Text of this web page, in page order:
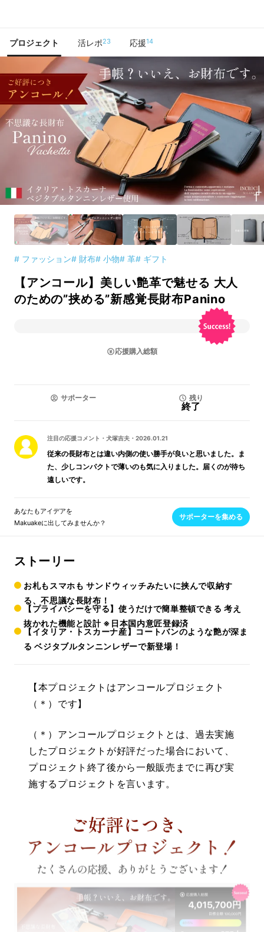
プロジェクト 活レポ23 応援14
# ファッション# 財布# 小物# 革# ギフト
【アンコール】美しい艶革で魅せる 大人
のための”挟める”新感覚長財布Panino
応援購入総額
サポーター 残り
終了
注目の応援コメント ・ 犬塚吉夫 ・ 2026.01.21
従来の長財布とは違い内側の使い勝手が良いと思いました。ま
た、少しコンパクトで薄いのも気に入りました。届くのが待ち
遠しいです。
あなたもアイデアを
Makuakeに出してみませんか？
サポーターを集める
ストーリー
お札もスマホも サンドウィッチみたいに挟んで収納す
る、不思議な長財布！
【プライバシーを守る】使うだけで簡単整頓できる 考え
抜かれた機能と設計 ※日本国内意匠登録済
【イタリア・トスカーナ産】コートバンのような艶が深ま
る ベジタブルタンニンレザーで新登場！
【本プロジェクトはアンコールプロジェクト
（＊）です】
（＊）アンコールプロジェクトとは、過去実施
したプロジェクトが好評だった場合において、
プロジェクト終了後から一般販売までに再び実
施するプロジェクトを言います。